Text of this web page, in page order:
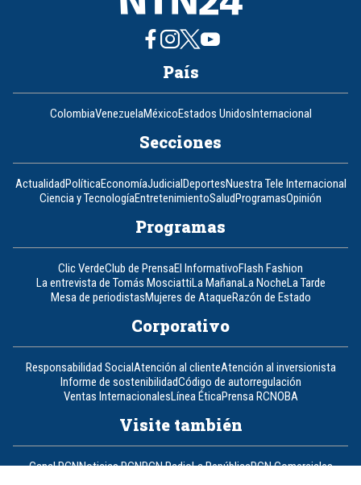
País
ColombiaVenezuelaMéxicoEstados UnidosInternacional
Secciones
ActualidadPolíticaEconomíaJudicialDeportesNuestra Tele Internacional
Ciencia y TecnologíaEntretenimientoSaludProgramasOpinión
Programas
Clic VerdeClub de PrensaEl InformativoFlash Fashion
La entrevista de Tomás MosciattiLa MañanaLa NocheLa Tarde
Mesa de periodistasMujeres de AtaqueRazón de Estado
Corporativo
Responsabilidad SocialAtención al clienteAtención al inversionista
Informe de sostenibilidadCódigo de autorregulación
Ventas InternacionalesLínea ÉticaPrensa RCNOBA
Visite también
Canal RCNNoticias RCNRCN RadioLa RepúblicaRCN Comerciales